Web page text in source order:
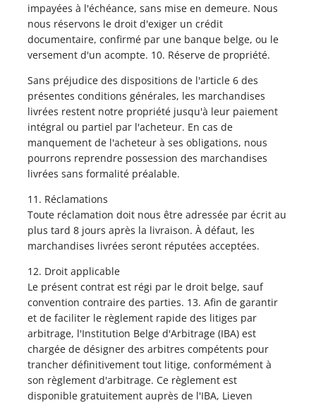
impayées à l'échéance, sans mise en demeure. Nous
nous réservons le droit d'exiger un crédit
documentaire, confirmé par une banque belge, ou le
versement d'un acompte. 10. Réserve de propriété.
Sans préjudice des dispositions de l'article 6 des
présentes conditions générales, les marchandises
livrées restent notre propriété jusqu'à leur paiement
intégral ou partiel par l'acheteur. En cas de
manquement de l'acheteur à ses obligations, nous
pourrons reprendre possession des marchandises
livrées sans formalité préalable.
11. Réclamations
Toute réclamation doit nous être adressée par écrit au
plus tard 8 jours après la livraison. À défaut, les
marchandises livrées seront réputées acceptées.
12. Droit applicable
Le présent contrat est régi par le droit belge, sauf
convention contraire des parties. 13. Afin de garantir
et de faciliter le règlement rapide des litiges par
arbitrage, l'Institution Belge d'Arbitrage (IBA) est
chargée de désigner des arbitres compétents pour
trancher définitivement tout litige, conformément à
son règlement d'arbitrage. Ce règlement est
disponible gratuitement auprès de l'IBA, Lieven